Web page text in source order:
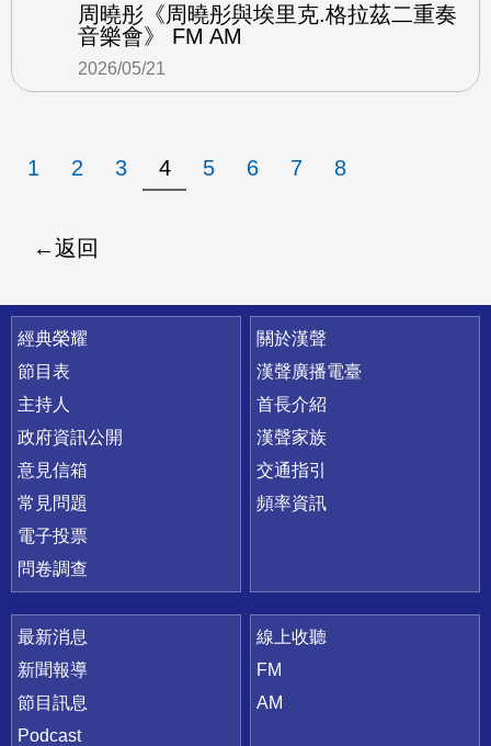
周曉彤《周曉彤與埃里克.格拉茲二重奏
音樂會》 FM AM
2026/05/21
1 2 3 4 5 6 7 8
返回
快速連結
經典榮耀
節目表
主持人
政府資訊公開
意見信箱
常見問題
電子投票
問卷調查
關於漢聲
漢聲廣播電臺
首長介紹
漢聲家族
交通指引
頻率資訊
最新消息
新聞報導
節目訊息
Podcast
線上收聽
FM
AM